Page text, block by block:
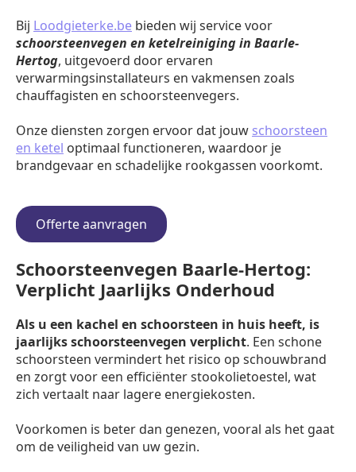
Bij Loodgieterke.be bieden wij service voor
schoorsteenvegen en ketelreiniging in Baarle-
Hertog, uitgevoerd door ervaren
verwarmingsinstallateurs en vakmensen zoals
chauffagisten en schoorsteenvegers.
Onze diensten zorgen ervoor dat jouw schoorsteen
en ketel optimaal functioneren, waardoor je
brandgevaar en schadelijke rookgassen voorkomt.
Offerte aanvragen
Schoorsteenvegen Baarle-Hertog:
Verplicht Jaarlijks Onderhoud
Als u een kachel en schoorsteen in huis heeft, is
jaarlijks schoorsteenvegen verplicht. Een schone
schoorsteen vermindert het risico op schouwbrand
en zorgt voor een efficiënter stookolietoestel, wat
zich vertaalt naar lagere energiekosten.
Voorkomen is beter dan genezen, vooral als het gaat
om de veiligheid van uw gezin.